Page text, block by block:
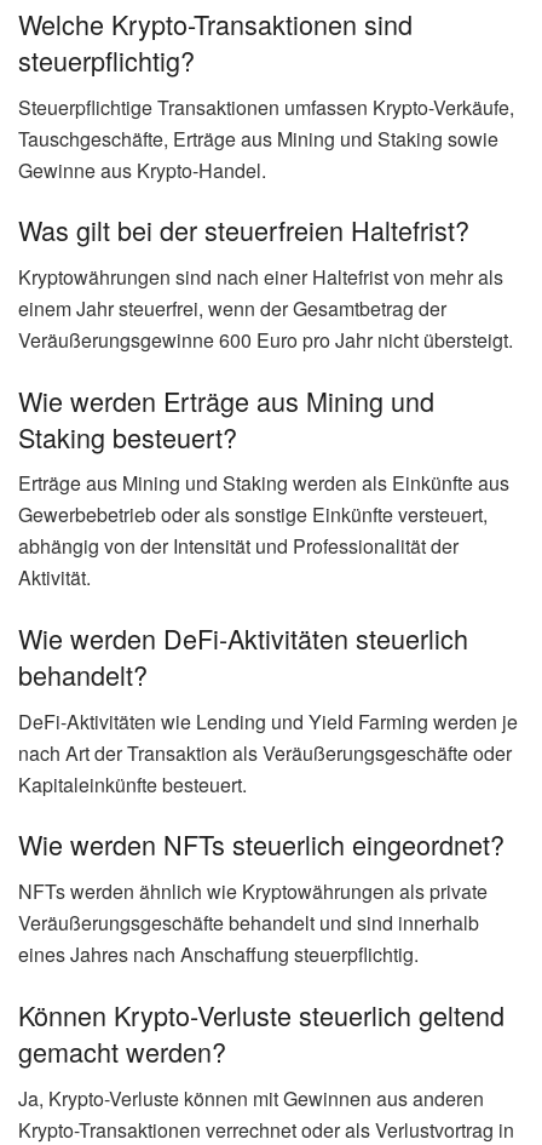
Welche Krypto-Transaktionen sind
steuerpflichtig?
Steuerpflichtige Transaktionen umfassen Krypto-Verkäufe,
Tauschgeschäfte, Erträge aus Mining und Staking sowie
Gewinne aus Krypto-Handel.
Was gilt bei der steuerfreien Haltefrist?
Kryptowährungen sind nach einer Haltefrist von mehr als
einem Jahr steuerfrei, wenn der Gesamtbetrag der
Veräußerungsgewinne 600 Euro pro Jahr nicht übersteigt.
Wie werden Erträge aus Mining und
Staking besteuert?
Erträge aus Mining und Staking werden als Einkünfte aus
Gewerbebetrieb oder als sonstige Einkünfte versteuert,
abhängig von der Intensität und Professionalität der
Aktivität.
Wie werden DeFi-Aktivitäten steuerlich
behandelt?
DeFi-Aktivitäten wie Lending und Yield Farming werden je
nach Art der Transaktion als Veräußerungsgeschäfte oder
Kapitaleinkünfte besteuert.
Wie werden NFTs steuerlich eingeordnet?
NFTs werden ähnlich wie Kryptowährungen als private
Veräußerungsgeschäfte behandelt und sind innerhalb
eines Jahres nach Anschaffung steuerpflichtig.
Können Krypto-Verluste steuerlich geltend
gemacht werden?
Ja, Krypto-Verluste können mit Gewinnen aus anderen
Krypto-Transaktionen verrechnet oder als Verlustvortrag in